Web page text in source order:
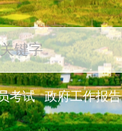
考试 政府工作报告